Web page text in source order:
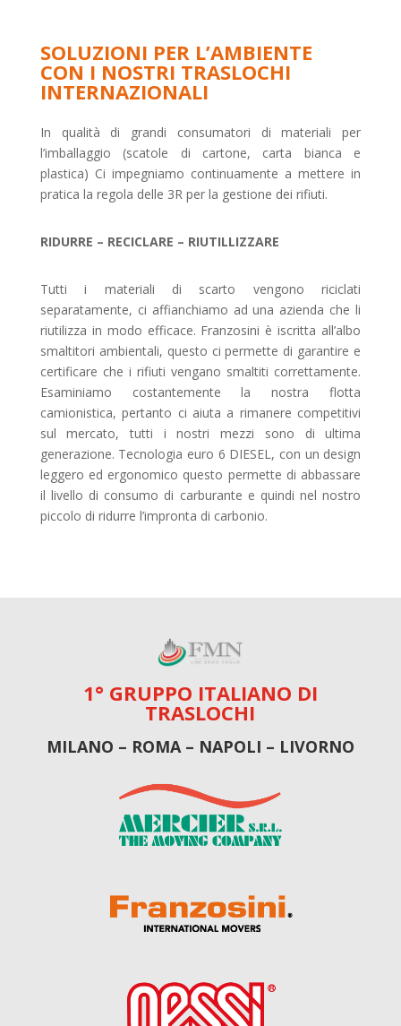
SOLUZIONI PER L’AMBIENTE
CON I NOSTRI TRASLOCHI
INTERNAZIONALI
In qualità di grandi consumatori di materiali per
l’imballaggio (scatole di cartone, carta bianca e
plastica) Ci impegniamo continuamente a mettere in
pratica la regola delle 3R per la gestione dei rifiuti.
RIDURRE – RECICLARE – RIUTILLIZZARE
Tutti i materiali di scarto vengono riciclati
separatamente, ci affianchiamo ad una azienda che li
riutilizza in modo efficace. Franzosini è iscritta all’albo
smaltitori ambientali, questo ci permette di garantire e
certificare che i rifiuti vengano smaltiti correttamente.
Esaminiamo costantemente la nostra flotta
camionistica, pertanto ci aiuta a rimanere competitivi
sul mercato, tutti i nostri mezzi sono di ultima
generazione. Tecnologia euro 6 DIESEL, con un design
leggero ed ergonomico questo permette di abbassare
il livello di consumo di carburante e quindi nel nostro
piccolo di ridurre l’impronta di carbonio.
1° GRUPPO ITALIANO DI
TRASLOCHI
MILANO – ROMA – NAPOLI – LIVORNO